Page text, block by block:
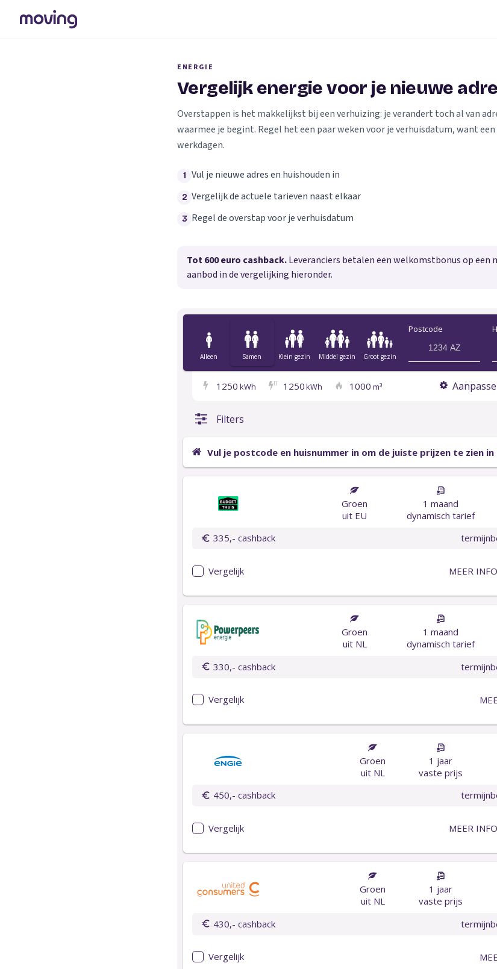
ENERGIE
Vergelijk energie voor je nieuwe
Overstappen is het makkelijkst bij een verhuizing: je verandert toch al van
waarmee je begint. Regel het een paar weken voor je verhuisdatum, want
werkdagen.
1 Vul je nieuwe adres en huishouden in
2 Vergelijk de actuele tarieven naast elkaar
3 Regel de overstap voor je verhuisdatum
Tot 600 euro cashback.Leveranciers betalen een welkomstbonus op een
aanbod in de vergelijking hieronder.